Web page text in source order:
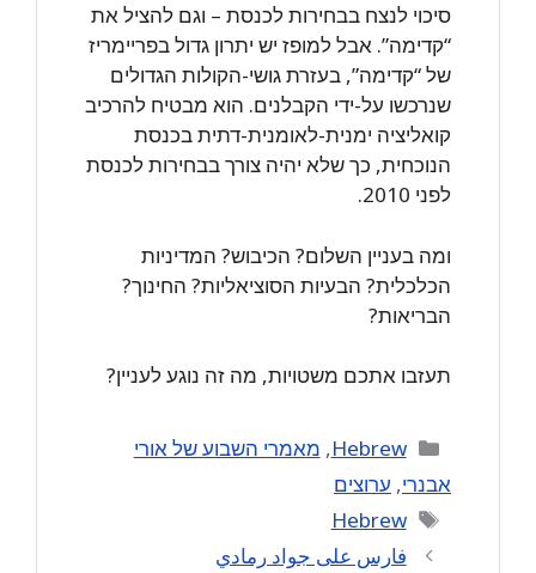
סיכוי לנצח בבחירות לכנסת – וגם להציל את
“קדימה”. אבל למופז יש יתרון גדול בפריימריז
של “קדימה”, בעזרת גושי-הקולות הגדולים
שנרכשו על-ידי הקבלנים. הוא מבטיח להרכיב
קואליציה ימנית-לאומנית-דתית בכנסת
הנוכחית, כך שלא יהיה צורך בבחירות לכנסת
לפני 2010.
ומה בעניין השלום? הכיבוש? המדיניות
הכלכלית? הבעיות הסוציאליות? החינוך?
הבריאות?
תעזבו אתכם משטויות, מה זה נוגע לעניין?
Categories
Hebrew
, מאמרי השבוע של אורי
אבנרי, ערוצים
Tags
Hebrew
فارس على جواد رمادي